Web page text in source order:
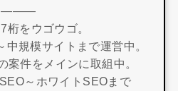
―――
桁をウゴウゴ。
規模サイトまで運営中。
案件をメインに取組中。
～ホワイトSEOまで